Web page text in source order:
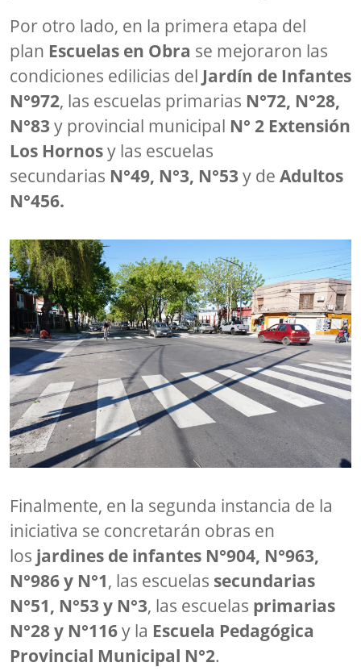
Por otro lado, en la primera etapa del
plan Escuelas en Obra se mejoraron las
condiciones edilicias del Jardín de Infantes
N°972, las escuelas primarias N°72, N°28,
N°83 y provincial municipal N° 2 Extensión
Los Hornosy las escuelas
secundarias N°49, N°3, N°53 y de Adultos
N°456.
Finalmente, en la segunda instancia de la
iniciativa se concretarán obras en
los jardines de infantes N°904, N°963,
N°986 y N°1, las escuelas secundarias
N°51, N°53 y N°3, las escuelas primarias
N°28 y N°116y la Escuela Pedagógica
Provincial Municipal N°2.